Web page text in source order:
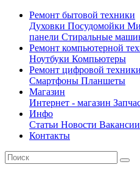
Ремонт бытовой техники
Духовки Посудомойки
панели Стиральные
Ремонт компьютерной
Ноутбуки Компьютеры
Ремонт цифровой техники
Смартфоны Планшеты
Магазин
Интернет - магазин
Инфо
Статьи Новости Вакансии
Контакты